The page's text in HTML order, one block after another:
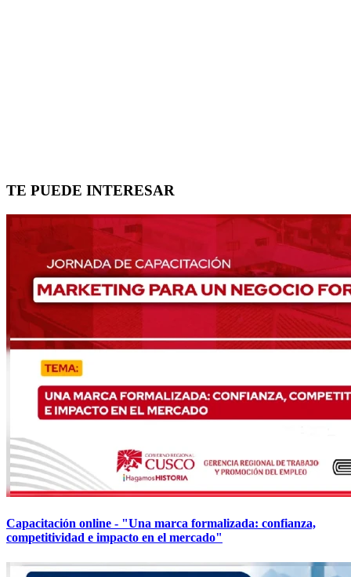
TE PUEDE INTERESAR
Capacitación online - "Una marca formalizada: confianza,
competitividad e impacto en el mercado"